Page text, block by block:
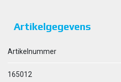
Artikelgegevens
Artikelnummer
165012